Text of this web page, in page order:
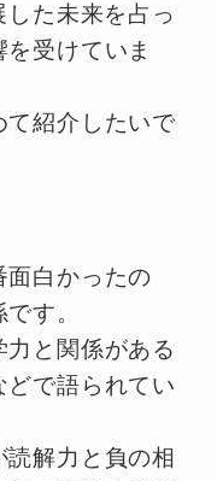
た未来を占っ
受けていま
て紹介したいで
面白かったの
す。
と関係がある
どで語られてい
解力と負の相